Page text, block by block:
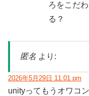
ろをこだ
る？
匿名 より:
2026年5月29日 11:01 pm
unityってもうオワコ